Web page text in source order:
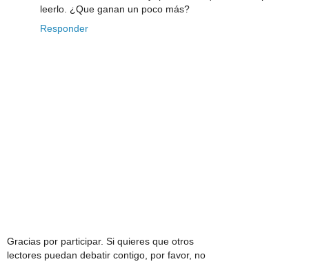
leerlo. ¿Que ganan un poco más?
Responder
Gracias por participar. Si quieres que otros
lectores puedan debatir contigo, por favor, no